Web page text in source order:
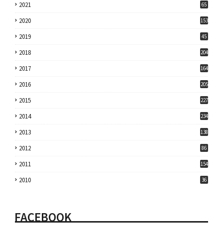
2021 65
2020 153
2019 45
2018 204
2017 164
2016 205
2015 227
2014 234
2013 138
2012 86
2011 154
2010 36
FACEBOOK